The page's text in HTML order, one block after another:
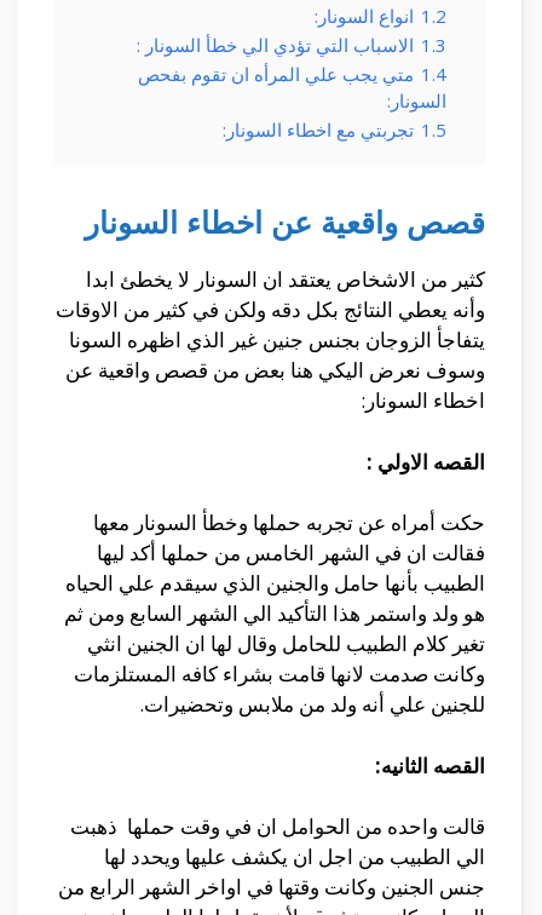
1.2 انواع السونار:
1.3 الاسباب التي تؤدي الي خطأ السونار :
1.4 متي يجب علي المرأه ان تقوم بفحص
السونار:
1.5 تجربتي مع اخطاء السونار:
قصص واقعية عن اخطاء السونار
كثير من الاشخاص يعتقد ان السونار لا يخطئ ابدا
وأنه يعطي النتائج بكل دقه ولكن في كثير من الاوقات
يتفاجأ الزوجان بجنس جنين غير الذي اظهره السونا
وسوف نعرض اليكي هنا بعض من قصص واقعية عن
اخطاء السونار:
القصه الاولي :
حكت أمراه عن تجربه حملها وخطأ السونار معها
فقالت ان في الشهر الخامس من حملها أكد ليها
الطبيب بأنها حامل والجنين الذي سيقدم علي الحياه
هو ولد واستمر هذا التأكيد الي الشهر السابع ومن ثم
تغير كلام الطبيب للحامل وقال لها ان الجنين انثي
وكانت صدمت لانها قامت بشراء كافه المستلزمات
للجنين علي أنه ولد من ملابس وتحضيرات.
القصه الثانيه:
قالت واحده من الحوامل ان في وقت حملها ذهبت
الي الطبيب من اجل ان يكشف عليها ويحدد لها
جنس الجنين وكانت وقتها في اواخر الشهر الرابع من